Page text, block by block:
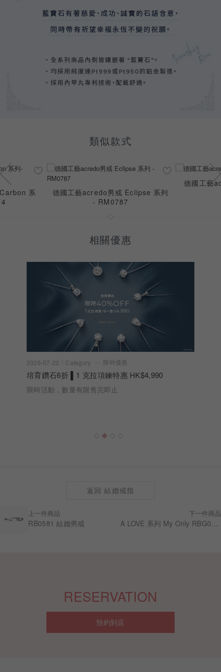
類似款式
系
德國工藝acredo男戒 Eclipse 系列
- RM0787
德國工藝
相關優惠
2026-07-22 Category 限時優惠
培育鑽石6折 ▌1 克拉項鍊特惠 HK$4,990
限時活動，數量有限售完即止
上一件商品
RB0581 結婚男戒
下一件商品
A LOVE 系列 My Only RBG0133 結婚對戒
返回 結婚戒指
RESERVATION
預約到店